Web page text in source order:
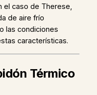
el caso de Therese,
de aire frío
las condiciones
características.
Térmico